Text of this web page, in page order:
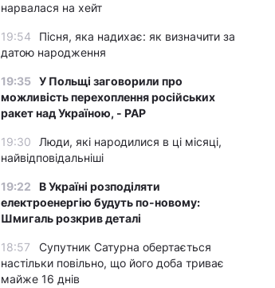
нарвалася на хейт
19:54
Пісня, яка надихає: як визначити за
датою народження
19:35 У Польщі заговорили про
можливість перехоплення російських
ракет над Україною, - PAP
19:30
Люди, які народилися в ці місяці,
найвідповідальніші
19:22
В Україні розподіляти
електроенергію будуть по-новому:
Шмигаль розкрив деталі
18:57
Супутник Сатурна обертається
настільки повільно, що його доба триває
майже 16 днів